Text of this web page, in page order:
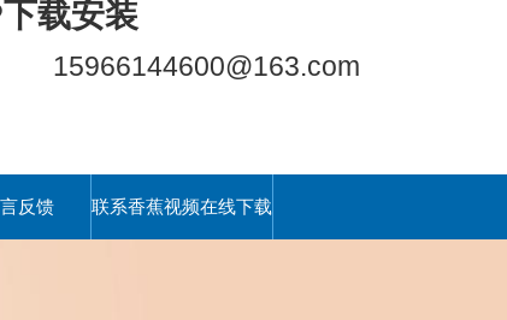
载安装
15966144600@163.com
反馈 联系香蕉视频在线下载